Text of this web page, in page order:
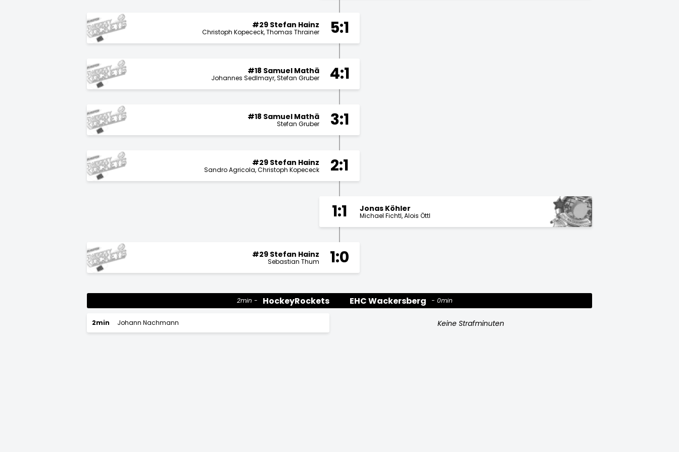
5:1
#29 Stefan Hainz
Christoph Kopececk Thomas Thrainer
4:1
#18 Samuel Mathä
Johannes Sedlmayr Stefan Gruber
3:1
#18 Samuel Mathä
Stefan Gruber
2:1
#29 Stefan Hainz
Sandro Agricola Christoph Kopececk
1:1 Jonas Köhler
Michael Fichtl Alois Öttl
1:0
#29 Stefan Hainz
Sebastian Thum
HockeyRockets
2min
2min Johann Nachmann
EHC Wackersberg 0min
Keine Strafminuten